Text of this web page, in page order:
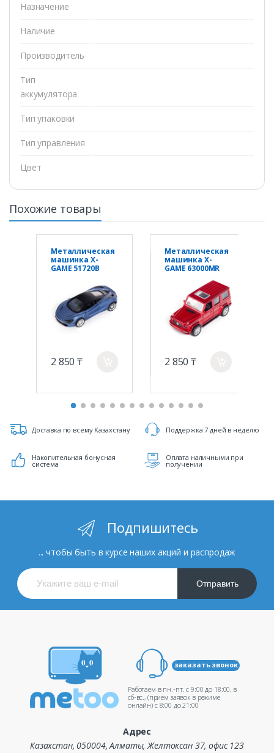
Назначение
Наличие
Производитель
Тип
аккумулятора
Тип упаковки
Тип управления
Цвет
Похожие товары
Металлическая
машинка X-
GAME 51720B
2 850 ₸
Металлическая
машинка X-
GAME 63000MR
2 850 ₸
Доставка по всему Казахстану Поддержка 7 дней в неделю
Накопительная бонусная
система
Оплата наличными при
получении
Подпишитесь
... чтобы быть в курсе наших акций и распродаж
Отправить
заказать звонок
Работаем в пн.-пт. c 9:00 до 18:00, в
сб-вс., (прием заявок в режиме
онлайн) c 8:00 до 21:00
Адрес
Казахстан, 050004, Алматы, Желтоксан 37, офис 123